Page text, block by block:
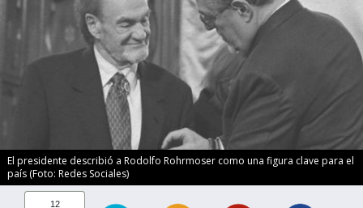
El presidente describió a Rodolfo Rohrmoser como una figura clave para el
país (Foto: Redes Sociales)
12